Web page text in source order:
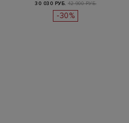
30 030 РУБ. 42 900 РУБ.
-30%